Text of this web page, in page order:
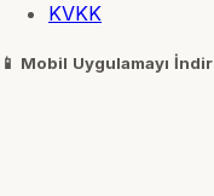
KVKK
📱 Mobil Uygulamayı İndir